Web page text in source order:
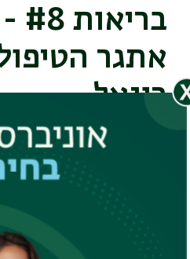
אתגר
רונאל
הרצאתו של פרופ' נתי